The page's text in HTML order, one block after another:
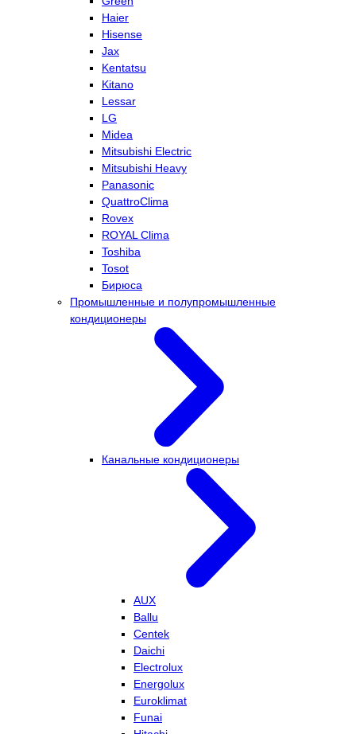
Haier
Hisense
Jax
Kentatsu
Kitano
Lessar
LG
Midea
Mitsubishi Electric
Mitsubishi Heavy
Panasonic
QuattroClima
Rovex
ROYAL Clima
Toshiba
Tosot
Бирюса
Промышленные и полупромышленные
кондиционеры
Канальные кондиционеры
AUX
Ballu
Centek
Daichi
Electrolux
Energolux
Euroklimat
Funai